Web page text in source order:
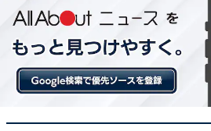
1位：剣山／44票
1位にランクインしたのは、剣山
高さを誇り、頂上付近までは登山